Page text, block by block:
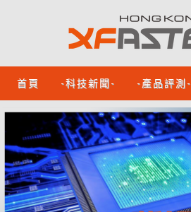
首頁 -科技新聞- -產品評測-